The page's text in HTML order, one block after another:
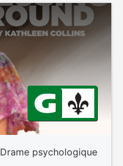
Drame psychologique